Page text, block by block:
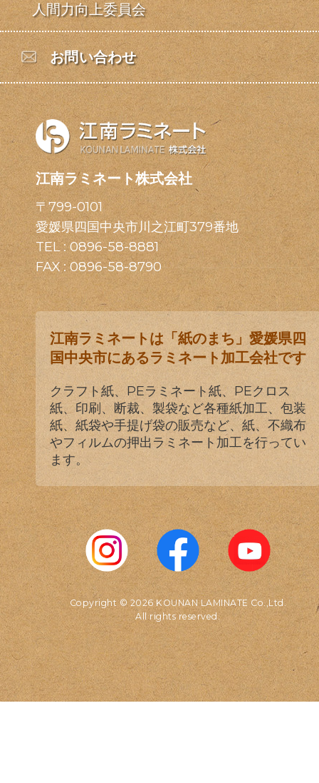
人間力向上委員会
お問い合わせ
江南ラミネート株式会社
〒799-0101
愛媛県四国中央市川之江町379番地
TEL :0896-58-8881
FAX : 0896-58-8790
江南ラミネートは「紙のまち」愛媛県四
国中央市にあるラミネート加工会社です
クラフト紙、PEラミネート紙、PEクロス
紙、印刷、断裁、製袋など各種紙加工、包装
紙、紙袋や手提げ袋の販売など、紙、不織布
やフィルムの押出ラミネート加工を行ってい
ます。
Copyright © 2026 KOUNAN LAMINATE Co.,Ltd.
All rights reserved.